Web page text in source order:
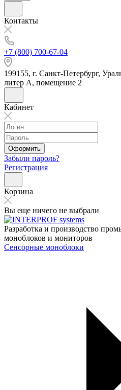
Контакты
+7 (800) 700-67-04
199155, г. Санкт-Петербург,
литер А, помещение 2
Кабинет
Оформить
Забыли пароль?
Регистрация
Корзина
Вы еще ничего не выбрали
Разработка и производство
моноблоков и мониторов
Сенсорные моноблоки